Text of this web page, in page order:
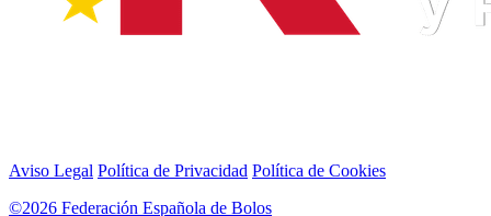
Aviso Legal Política de Privacidad Política de Cookies
©2026 Federación Española de Bolos